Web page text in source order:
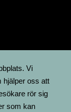
Vi
hjälper oss att
rör sig
som kan